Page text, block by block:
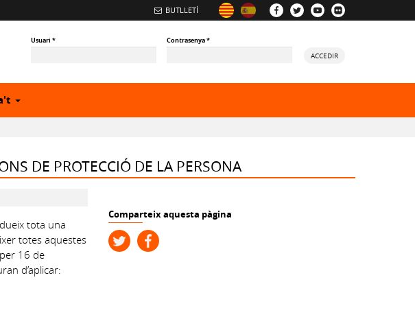
BUTLLETÍ
Usuari* Contrasenya*
ACCEDIR
DE PROTECCIÓ DE LA PERSONA
tota una
totes aquestes
16 de
d’aplicar:
Comparteix aquesta pàgina